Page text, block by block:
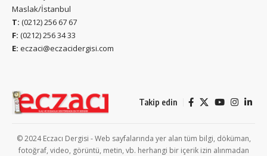
Maslak/İstanbul
T: (0212) 256 67 67
F: (0212) 256 34 33
E: eczaci@eczacidergisi.com
Takip edin
© 2024 Eczacı Dergisi - Web sayfalarında yer alan tüm bilgi, döküman,
fotoğraf, video, görüntü, metin, vb. herhangi bir içerik izin alınmadan